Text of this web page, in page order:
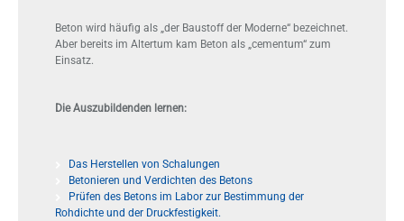
Be­ton wird häu­fig als „der Bau­stoff der Mo­der­ne“ be­zeich­net.
Aber be­reits im Al­ter­tum kam Be­ton als „ce­men­tum“ zum
Ein­satz.
Die Auszubildenden lernen:
Das Herstellen von Schalungen
Betonieren und Verdichten des Betons
Prüfen des Betons im Labor zur Bestimmung der
Rohdichte und der Druckfestigkeit.